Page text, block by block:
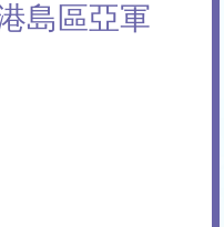
島區亞軍